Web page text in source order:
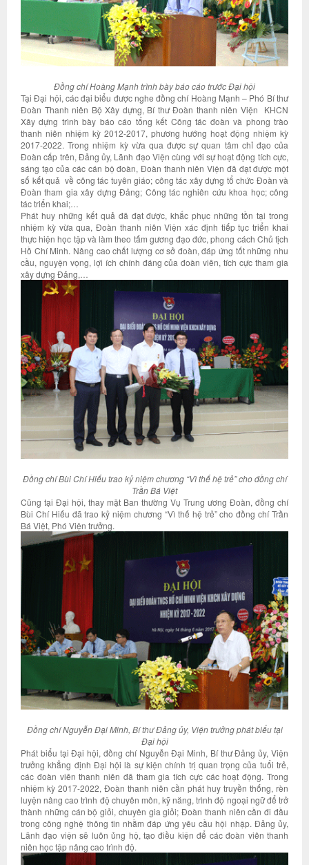
Đồng chí Hoàng Mạnh trình bày báo cáo trước Đại hội
Tại Đại hội, các đại biểu được nghe đồng chí Hoàng Mạnh – Phó Bí thư
Đoàn Thanh niên Bộ Xây dựng, Bí thư Đoàn thanh niên Viện KHCN
Xây dựng trình bày báo cáo tổng kết Công tác đoàn và phong trào
thanh niên nhiệm kỳ 2012-2017, phương hướng hoạt động nhiệm kỳ
2017-2022. Trong nhiệm kỳ vừa qua được sự quan tâm chỉ đạo của
Đoàn cấp trên, Đảng ủy, Lãnh đạo Viện cùng với sự hoạt động tích cực,
sáng tạo của các cán bộ đoàn, Đoàn thanh niên Viện đã đạt được một
số kết quả về công tác tuyên giáo; công tác xây dựng tổ chức Đoàn và
Đoàn tham gia xây dựng Đảng; Công tác nghiên cứu khoa học; công
tác triển khai;…
Phát huy những kết quả đã đạt được, khắc phục những tồn tại trong
nhiệm kỳ vừa qua, Đoàn thanh niên Viện xác định tiếp tục triển khai
thực hiện học tập và làm theo tấm gương đạo đức, phong cách Chủ tịch
Hồ Chí Minh. Nâng cao chất lượng cơ sở đoàn, đáp ứng tốt những nhu
cầu, nguyện vọng, lợi ích chính đáng của đoàn viên, tích cực tham gia
xây dựng Đảng,…
Đồng chí Bùi Chí Hiếutrao kỷ niệm chương “Vì thế hệ trẻ” cho đồng chí
Trần Bá Việt
Cũng tại Đại hội, thay mặt Ban thường Vụ Trung ương Đoàn, đồng chí
Bùi Chí Hiếu đã trao kỷ niệm chương “Vì thế hệ trẻ” cho đồng chí Trần
Bá Việt, Phó Viện trưởng.
Đồng chí Nguyễn Đại Minh, Bí thư Đảng ủy, Viện trưởng phát biểu tại
Đại hội
Phát biểu tại Đại hội, đồng chí Nguyễn Đại Minh, Bí thư Đảng ủy, Viện
trưởng khẳng định Đại hội là sự kiện chính trị quan trọng của tuổi trẻ,
các đoàn viên thanh niên đã tham gia tích cực các hoạt động. Trong
nhiệm kỳ 2017-2022, Đoàn thanh niên cần phát huy truyền thống, rèn
luyện nâng cao trình độ chuyên môn, kỹ năng, trình độ ngoại ngữ để trở
thành những cán bộ giỏi, chuyên gia giỏi; Đoàn thanh niên cần đi đầu
trong công nghệ thông tin nhằm đáp ứng yêu cầu hội nhập. Đảng ủy,
Lãnh đạo viện sẽ luôn ủng hộ, tạo điều kiện để các đoàn viên thanh
niên học tập nâng cao trình độ.